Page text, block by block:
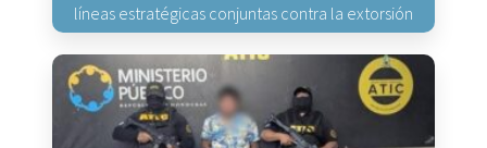
líneas estratégicas conjuntas contra la extorsión